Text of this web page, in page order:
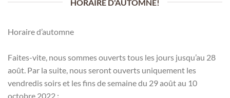
HORAIRE D'AUTOMNE!
Horaire d’automne
Faites-vite, nous sommes ouverts tous les jours jusqu’au 28
août. Par la suite, nous seront ouverts uniquement les
vendredis soirs et les fins de semaine du 29 août au 10
octobre 2022 :